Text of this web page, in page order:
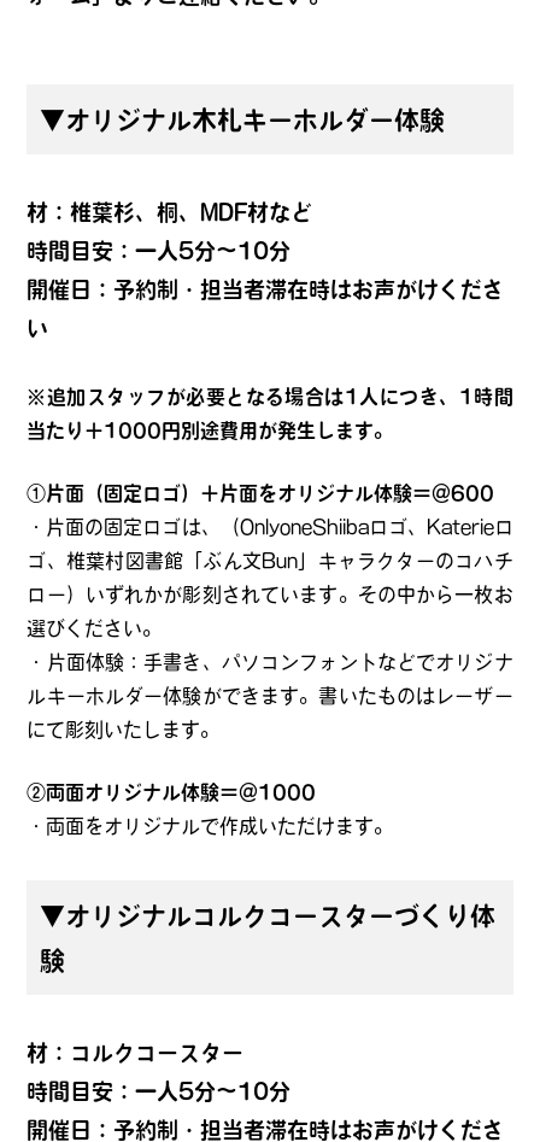
▼オリジナル木札キーホルダー体験
材：椎葉杉、桐、MDF材など
時間目安：一人5分～10分
開催日：予約制・担当者滞在時はお声がけくださ
い
※追加スタッフが必要となる場合は1人につき、1時間
当たり＋1000円別途費用が発生します。
①片面（固定ロゴ）＋片面をオリジナル体験＝＠600
・片面の固定ロゴは、（OnlyoneShiibaロゴ、Katerieロ
ゴ、椎葉村図書館「ぶん文Bun」キャラクターのコハチ
ロー）いずれかが彫刻されています。その中から一枚お
選びください。
・片面体験：手書き、パソコンフォントなどでオリジナ
ルキーホルダー体験ができます。書いたものはレーザー
にて彫刻いたします。
②両面オリジナル体験＝＠1000
・両面をオリジナルで作成いただけます。
▼オリジナルコルクコースターづくり体
験
材：コルクコースター
時間目安：一人5分～10分
開催日：予約制・担当者滞在時はお声がけくださ